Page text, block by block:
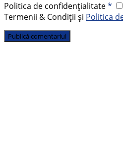
Politica de confidențialitate*
Termenii & Condiții și Politica